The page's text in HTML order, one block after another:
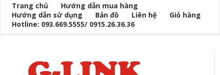
Trang chủ
Hướng dẫn mua hàng
Hướng dẫn sử dụng
Bản đồ Liên hệ
Giỏ hàng
Hotline: 093.669.5555/ 0915.26.36.36